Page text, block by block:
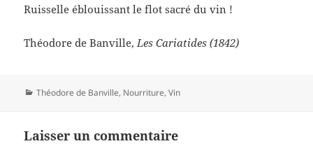
Ruisselle éblouissant le flot sacré du vin !
Théodore de Banville, Les Cariatides (1842)
Catégories
Théodore de Banville, Nourriture,Vin
Laisser un commentaire